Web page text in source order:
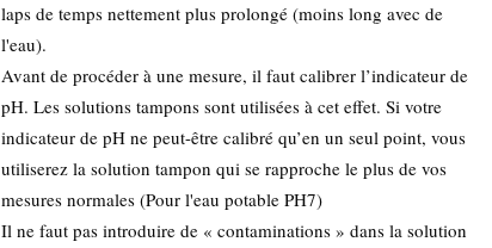
laps de temps nettement plus prolongé (moins long avec de
l'eau).
Avant de procéder à une mesure, il faut calibrer l’indicateur de
pH. Les solutions tampons sont utilisées à cet effet. Si votre
indicateur de pH ne peut-être calibré qu’en un seul point, vous
utiliserez la solution tampon qui se rapproche le plus de vos
mesures normales (Pour l'eau potable PH7)
Il ne faut pas introduire de « contaminations » dans la solution